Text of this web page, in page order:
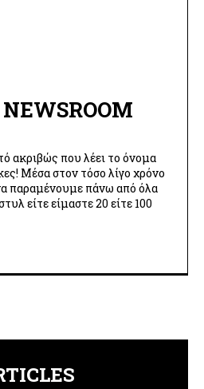
ακριβώς που λέει το όνομα
Μέσα στον τόσο λίγο χρόνο
παραμένουμε πάνω από όλα
είτε είμαστε 20 είτε 100